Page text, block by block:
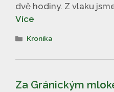
dvě hodiny. Z vlaku
Více
Rubriky
Kronika
Za Gránickým